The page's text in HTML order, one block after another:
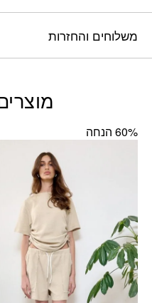
משלוחים והחזרות
‫60% הנחה